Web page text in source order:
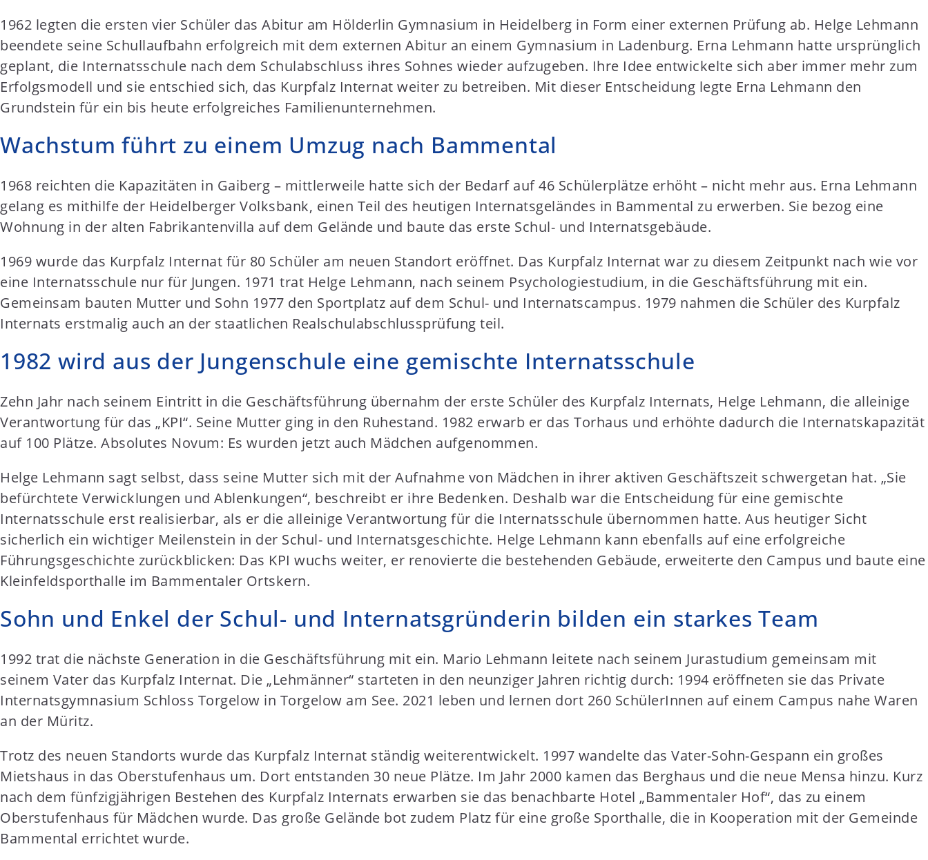
1962 legten die ersten vier Schüler das Abitur am Hölderlin Gymnasium in Heidelberg in Form einer externen Prüfung ab. Helge Lehmann
beendete seine Schullaufbahn erfolgreich mit dem externen Abitur an einem Gymnasium in Ladenburg. Erna Lehmann hatte ursprünglich
geplant, die Internatsschule nach dem Schulabschluss ihres Sohnes wieder aufzugeben. Ihre Idee entwickelte sich aber immer mehr zum
Erfolgsmodell und sie entschied sich, das Kurpfalz Internat weiter zu betreiben. Mit dieser Entscheidung legte Erna Lehmann den
Grundstein für ein bis heute erfolgreiches Familienunternehmen.
Wachstum führt zu einem Umzug nach Bammental
1968 reichten die Kapazitäten in Gaiberg – mittlerweile hatte sich der Bedarf auf 46 Schülerplätze erhöht – nicht mehr aus. Erna Lehmann
gelang es mithilfe der Heidelberger Volksbank, einen Teil des heutigen Internatsgeländes in Bammental zu erwerben. Sie bezog eine
Wohnung in der alten Fabrikantenvilla auf dem Gelände und baute das erste Schul- und Internatsgebäude.
1969 wurde das Kurpfalz Internat für 80 Schüler am neuen Standort eröffnet. Das Kurpfalz Internat war zu diesem Zeitpunkt nach wie vor
eine Internatsschule nur für Jungen. 1971 trat Helge Lehmann, nach seinem Psychologiestudium, in die Geschäftsführung mit ein.
Gemeinsam bauten Mutter und Sohn 1977 den Sportplatz auf dem Schul- und Internatscampus. 1979 nahmen die Schüler des Kurpfalz
Internats erstmalig auch an der staatlichen Realschulabschlussprüfung teil.
1982 wird aus der Jungenschule eine gemischte Internatsschule
Zehn Jahr nach seinem Eintritt in die Geschäftsführung übernahm der erste Schüler des Kurpfalz Internats, Helge Lehmann, die alleinige
Verantwortung für das „KPI“. Seine Mutter ging in den Ruhestand. 1982 erwarb er das Torhaus und erhöhte dadurch die Internatskapazität
auf 100 Plätze. Absolutes Novum: Es wurden jetzt auch Mädchen aufgenommen.
Helge Lehmann sagt selbst, dass seine Mutter sich mit der Aufnahme von Mädchen in ihrer aktiven Geschäftszeit schwergetan hat. „Sie
befürchtete Verwicklungen und Ablenkungen“, beschreibt er ihre Bedenken. Deshalb war die Entscheidung für eine gemischte
Internatsschule erst realisierbar, als er die alleinige Verantwortung für die Internatsschule übernommen hatte. Aus heutiger Sicht
sicherlich ein wichtiger Meilenstein in der Schul- und Internatsgeschichte. Helge Lehmann kann ebenfalls auf eine erfolgreiche
Führungsgeschichte zurückblicken: Das KPI wuchs weiter, er renovierte die bestehenden Gebäude, erweiterte den Campus und baute eine
Kleinfeldsporthalle im Bammentaler Ortskern.
Sohn und Enkel der Schul- und Internatsgründerin bilden ein starkes Team
1992 trat die nächste Generation in die Geschäftsführung mit ein. Mario Lehmann leitete nach seinem Jurastudium gemeinsam mit
seinem Vater das Kurpfalz Internat. Die „Lehmänner“ starteten in den neunziger Jahren richtig durch: 1994 eröffneten sie das Private
Internatsgymnasium Schloss Torgelow in Torgelow am See. 2021 leben und lernen dort 260 SchülerInnen auf einem Campus nahe Waren
an der Müritz.
Trotz des neuen Standorts wurde das Kurpfalz Internat ständig weiterentwickelt. 1997 wandelte das Vater-Sohn-Gespann ein großes
Mietshaus in das Oberstufenhaus um. Dort entstanden 30 neue Plätze. Im Jahr 2000 kamen das Berghaus und die neue Mensa hinzu. Kurz
nach dem fünfzigjährigen Bestehen des Kurpfalz Internats erwarben sie das benachbarte Hotel „Bammentaler Hof“, das zu einem
Oberstufenhaus für Mädchen wurde. Das große Gelände bot zudem Platz für eine große Sporthalle, die in Kooperation mit der Gemeinde
Bammental errichtet wurde.